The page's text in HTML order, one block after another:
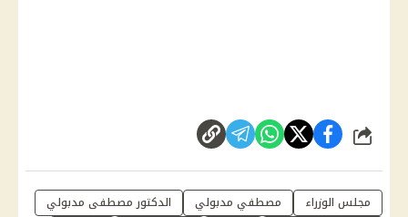
شارك
مجلس الوزراء مصطفي مدبولي
الدكتور مصطفى مدبولي